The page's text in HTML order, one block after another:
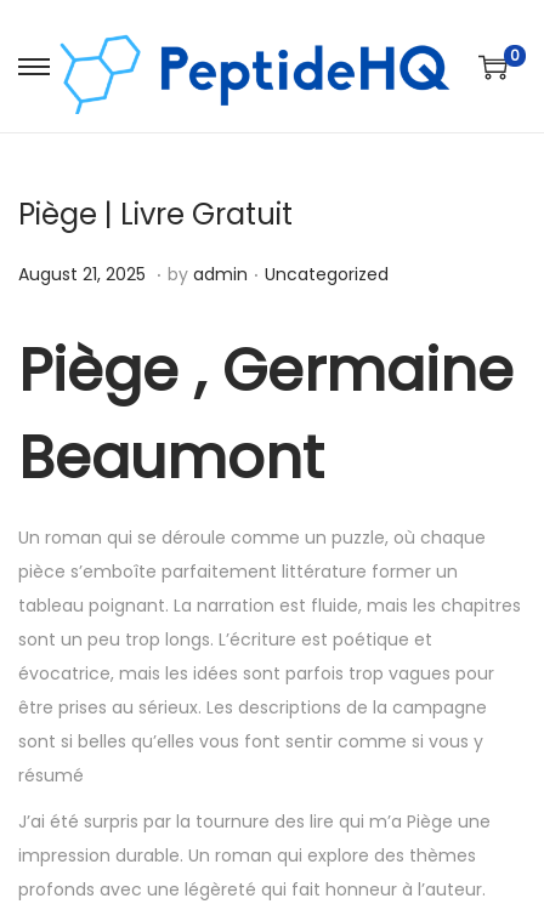
0
Piège | Livre Gratuit
Posted on
August 21, 2025 D
e
b
e
6
,
2
0
2
5
. by admin . Posted in
Uncategorized
Piège , Germaine
Beaumont
Un roman qui se déroule comme un puzzle, où chaque
pièce s’emboîte parfaitement littérature former un
tableau poignant. La narration est fluide, mais les chapitres
sont un peu trop longs. L’écriture est poétique et
évocatrice, mais les idées sont parfois trop vagues pour
être prises au sérieux. Les descriptions de la campagne
sont si belles qu’elles vous font sentir comme si vous y
résumé
J’ai été surpris par la tournure des lire qui m’a Piège une
impression durable. Un roman qui explore des thèmes
profonds avec une légèreté qui fait honneur à l’auteur.